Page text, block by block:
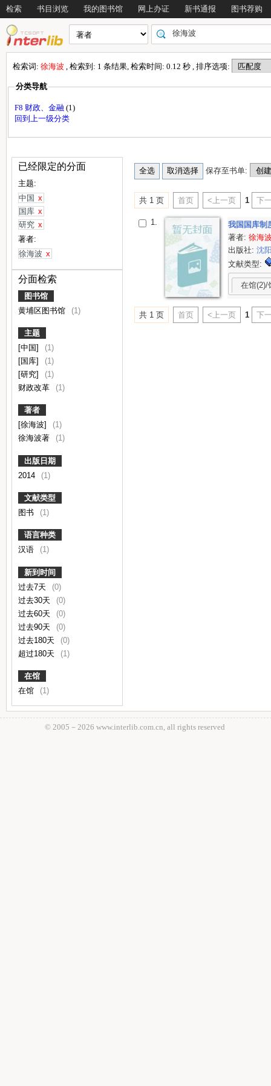
检索 书目浏览 我的图书馆 网上办证 新书通报 图书荐购
检索词: 徐海波 , 检索到: 1 条结果, 检索时间: 0.12 秒 , 排序选项:
分类导航
F8 财政、金融 (1)
回到上一级分类
已经限定的分面
主题:
中国 x
国库 x
研究 x
著者:
徐海波 x
分面检索
图书馆
黄埔区图书馆
(1)
主题
[中国]
(1)
[国库]
(1)
[研究]
(1)
财政改革
(1)
著者
[徐海波]
(1)
徐海波著
(1)
出版日期
2014
(1)
文献类型
图书
(1)
语言种类
汉语
(1)
新到时间
过去7天
(0)
过去30天
(0)
过去60天
(0)
过去90天
(0)
过去180天
(0)
超过180天
(1)
在馆
在馆
(1)
保存至书单:
共 1 页 首页 <上一页 1 下
1.
我国国库制
著者:徐海
出版社:沈
文献类型:
在馆(2)/
共 1 页 首页 <上一页 1 下
© 2005－ 2026 www.interlib.com.cn, all rights reserved